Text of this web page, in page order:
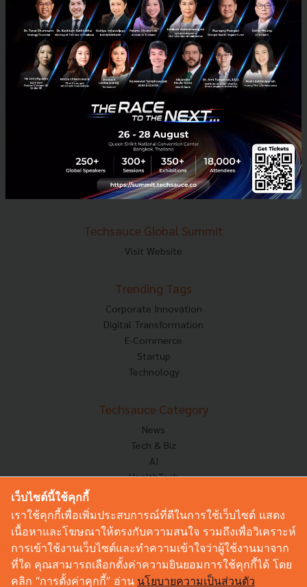
E-mail :contact@techsauce.co
Tel : 02-001-5375
Mobile : 06-4658-9500
Techsauce Media
About Techsauce
Techsauce Services
Privacy Policy
ส่งบทความ
Techsauce Global Summit
Visit Website
Trending Tags
Corporate Innovation
Digital Transformation
E-Commerce
Startup
Technology
Techsauce Category
News
Tech & Biz
AI
HealthTech
Corp Innov
Saucy Thoughts
Sustainable
Videos
เว็บไซต์นี้ใช้คุกกี้
เราใช้คุกกี้เพื่อเพิ่มประสบการณ์ที่ดีในการใช้เว็บไซต์ แสดง
เนื้อหาและโฆษณาให้ตรงกับความสนใจ รวมถึงเพื่อวิเคราะห์
การเข้าใช้งานเว็บไซต์และทำความเข้าใจว่าผู้ใช้งานมาจาก
ที่ใด คุณสามารถเลือกตั้งค่าความยินยอมการใช้คุกกี้ได้ โดย
คลิก “การตั้งค่าคุกกี้” อ่าน นโยบายความเป็นส่วนตัว